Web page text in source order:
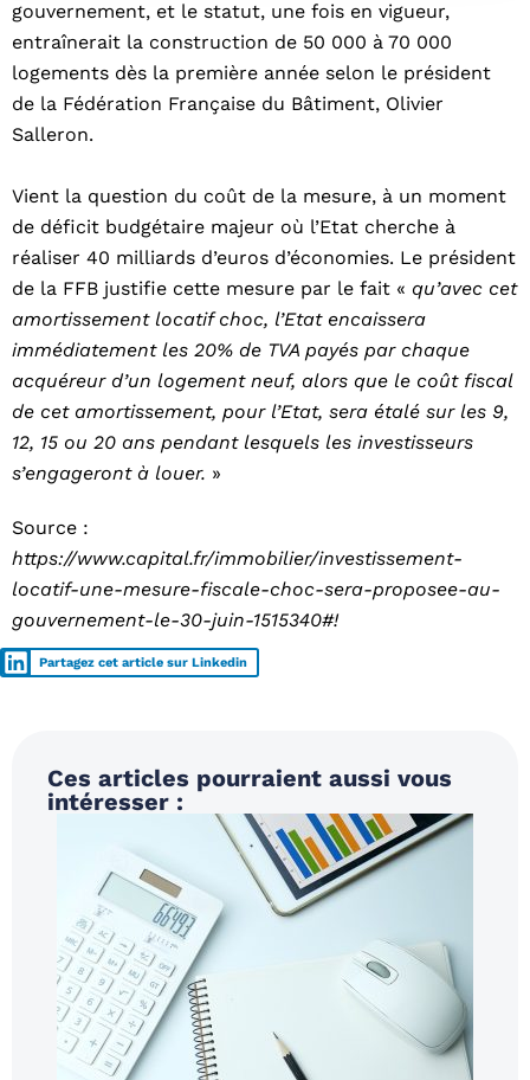
gouvernement, et le statut, une fois en vigueur,
entraînerait la construction de 50 000 à 70 000
logements dès la première année selon le président
de la Fédération Française du Bâtiment, Olivier
Salleron.
Vient la question du coût de la mesure, à un moment
de déficit budgétaire majeur où l’Etat cherche à
réaliser 40 milliards d’euros d’économies. Le président
de la FFB justifie cette mesure par le fait « qu’avec cet
amortissement locatif choc, l’Etat encaissera
immédiatement les 20% de TVA payés par chaque
acquéreur d’un logement neuf, alors que le coût fiscal
de cet amortissement, pour l’Etat, sera étalé sur les 9,
12, 15 ou 20 ans pendant lesquels les investisseurs
s’engageront à louer. »
Source :
https://www.capital.fr/immobilier/investissement-
locatif-une-mesure-fiscale-choc-sera-proposee-au-
gouvernement-le-30-juin-1515340#!
Partagez cet article sur Linkedin
Ces articles pourraient aussi vous
intéresser :